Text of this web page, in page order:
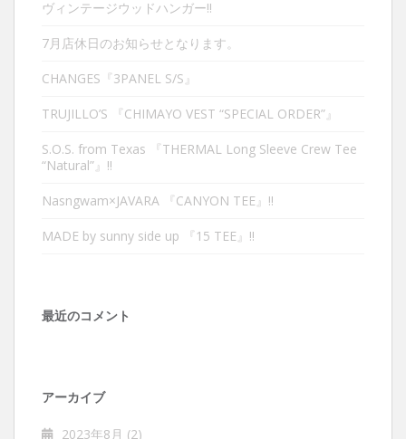
ヴィンテージウッドハンガー‼︎
7月店休日のお知らせとなります。
CHANGES『3PANEL S/S』
TRUJILLO’S 『CHIMAYO VEST “SPECIAL ORDER”』
S.O.S. from Texas 『THERMAL Long Sleeve Crew Tee
“Natural”』‼︎
Nasngwam×JAVARA 『CANYON TEE』‼︎
MADE by sunny side up 『15 TEE』‼︎
最近のコメント
アーカイブ
2023年8月 (2)